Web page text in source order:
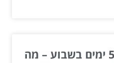
ימי חופשה לעובד 5 ימים בשבוע – מה